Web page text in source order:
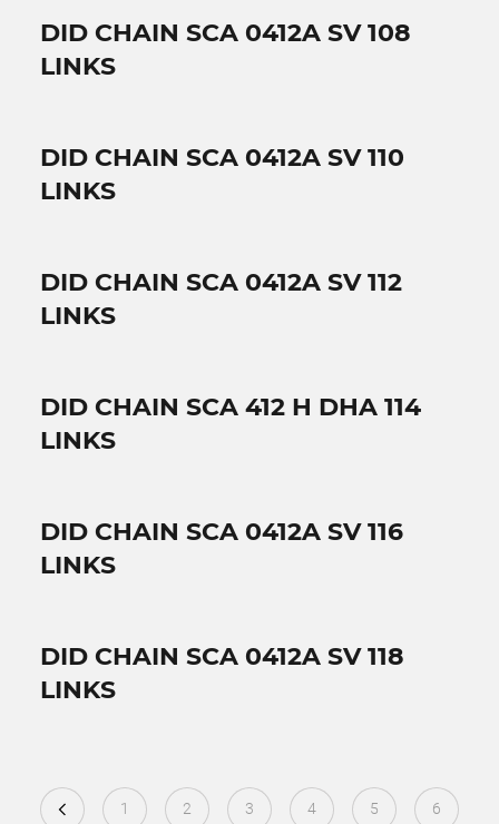
DID CHAIN SCA 0412A SV 108
LINKS
DID CHAIN SCA 0412A SV 110
LINKS
DID CHAIN SCA 0412A SV 112
LINKS
DID CHAIN SCA 412 H DHA 114
LINKS
DID CHAIN SCA 0412A SV 116
LINKS
DID CHAIN SCA 0412A SV 118
LINKS
1 2 3 4 5 6